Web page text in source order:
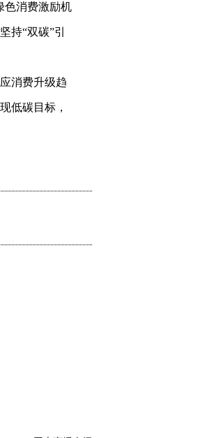
色消费激励机
持“双碳”引
消费升级趋
低碳目标，
上，以旧换新
机制不完善，
等九部门联合
作出系统安
。提升绿色服
索建立线上线